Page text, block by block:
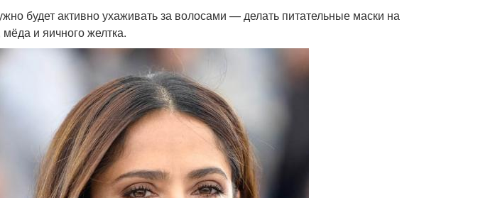
будет активно ухаживать за волосами — делать питательные маски на
и яичного желтка.